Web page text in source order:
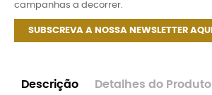
campanhas a decorrer.
SUBSCREVA A NOSSA NEWSLETTER AQUI
Descrição Detalhes do Produto